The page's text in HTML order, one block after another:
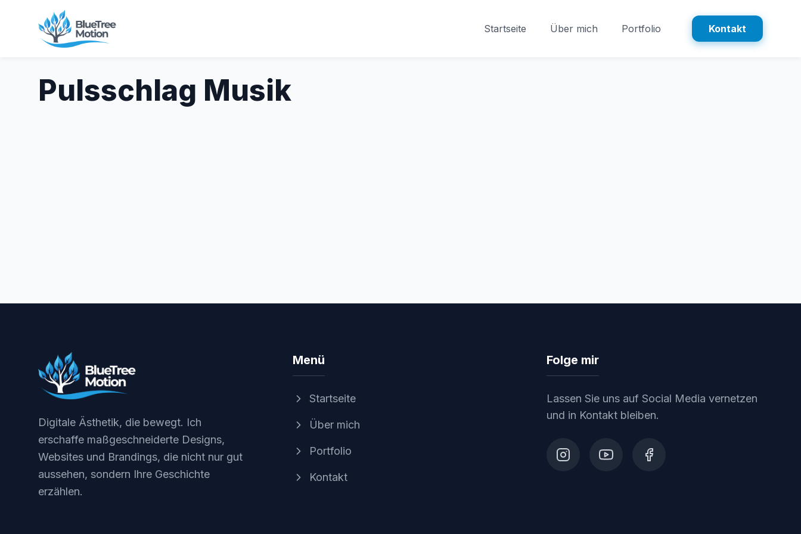
Startseite Über mich Portfolio Kontakt
Pulsschlag Musik
Digitale Ästhetik, die bewegt. Ich
erschaffe maßgeschneiderte Designs,
Websites und Brandings, die nicht nur gut
aussehen, sondern Ihre Geschichte
erzählen.
Menü
Startseite
Über mich
Portfolio
Kontakt
Folge mir
Lassen Sie uns auf Social Media vernetzen
und in Kontakt bleiben.